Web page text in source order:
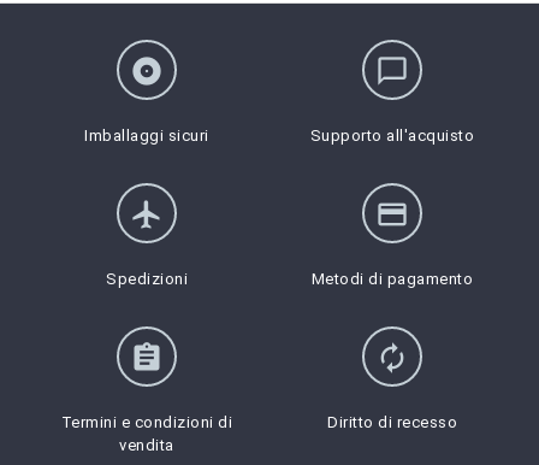
album
Imballaggi sicuri
chat_bubble_outline
Supporto all'acquisto
flight
Spedizioni
credit_card
Metodi di pagamento
assignment
Termini e condizioni di
vendita
autorenew
Diritto di recesso